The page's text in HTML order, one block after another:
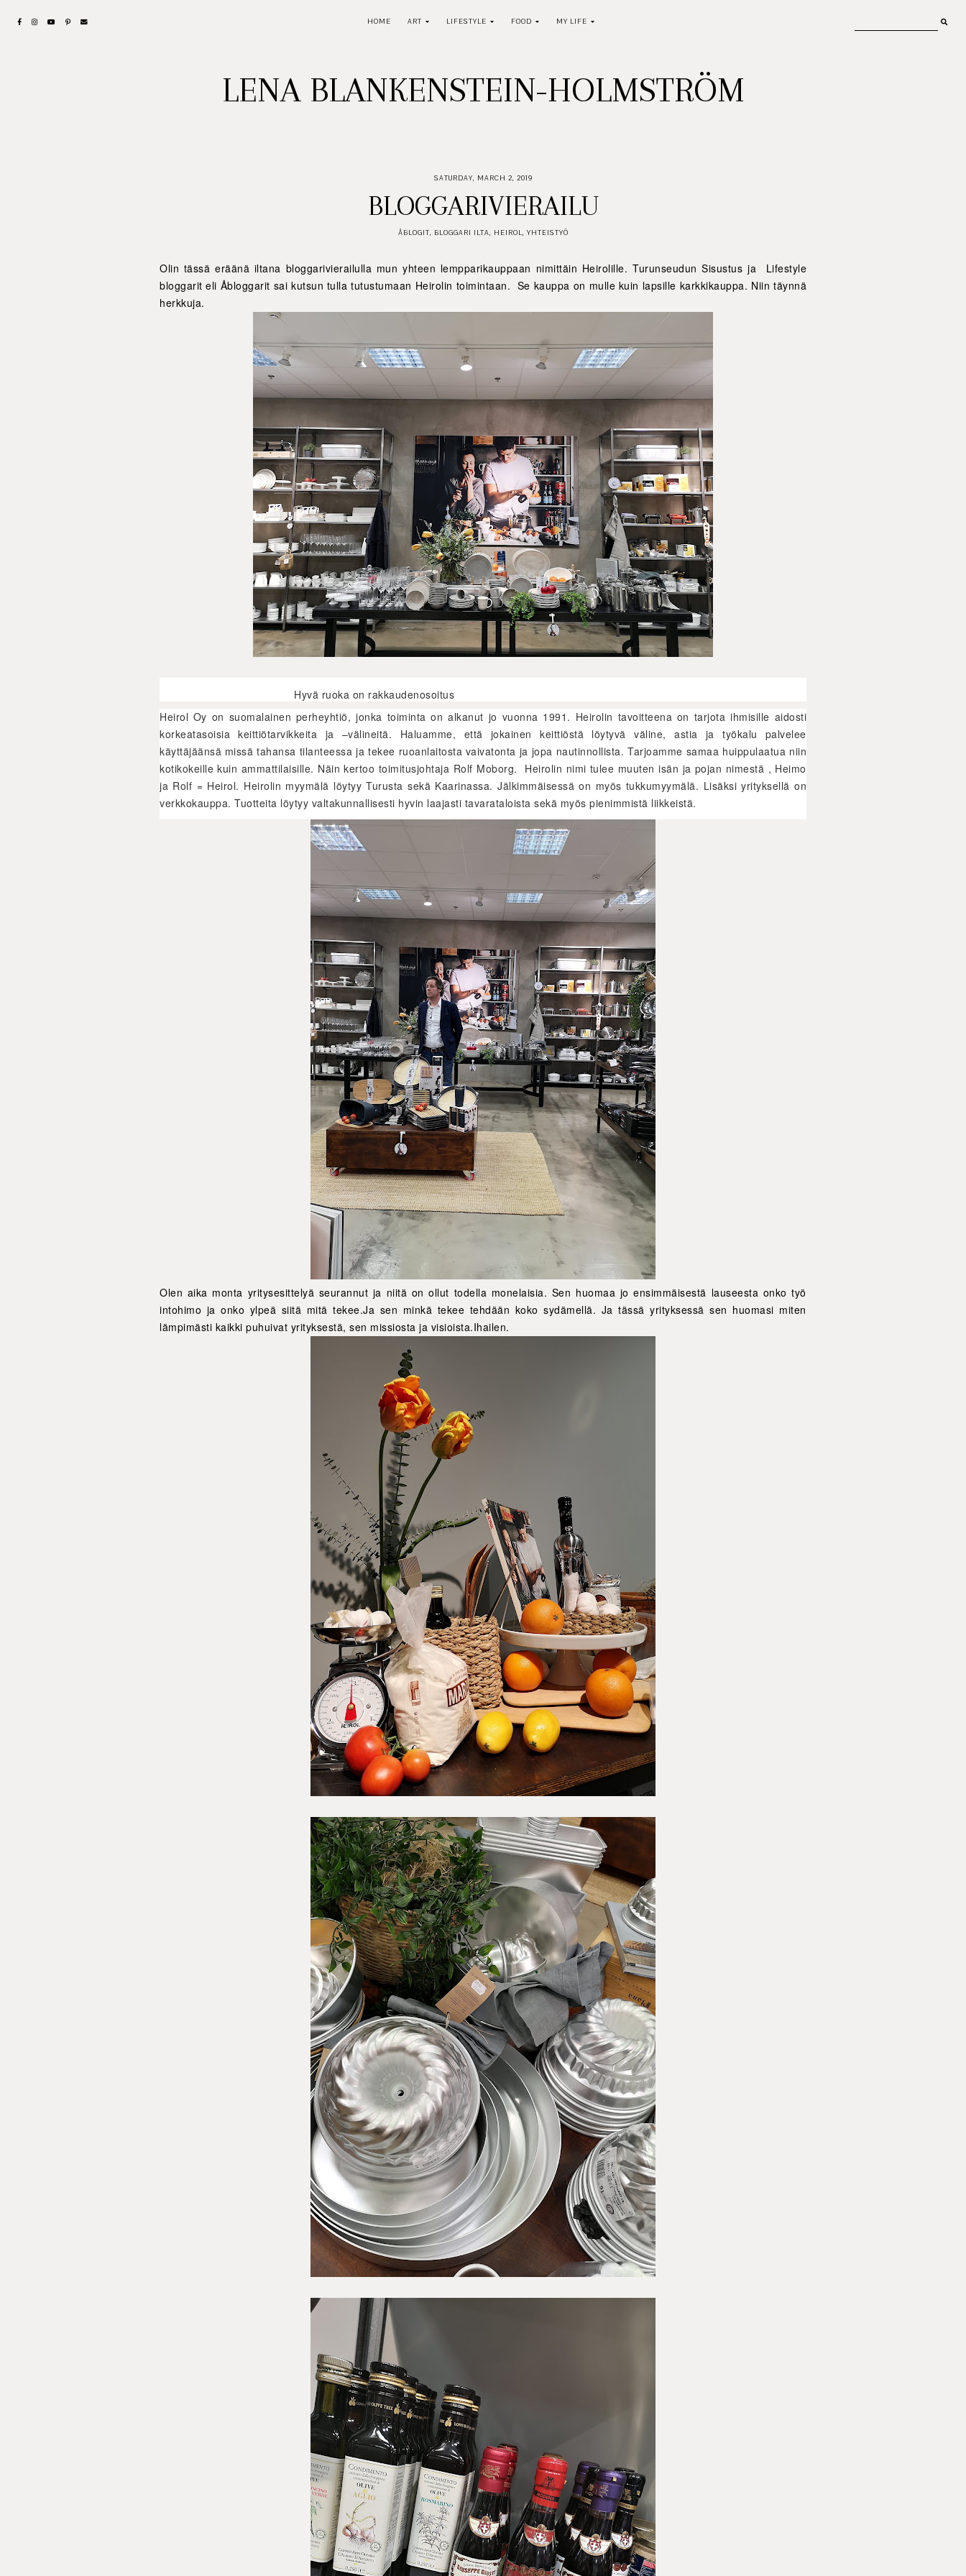
HOME ART LIFESTYLE FOOD MY LIFE
LENA BLANKENSTEIN-HOLMSTRÖM
SATURDAY, MARCH 2, 2019
BLOGGARIVIERAILU
ÅBLOGIT, BLOGGARI ILTA, HEIROL, YHTEISTYÖ
Olin tässä eräänä iltana bloggarivierailulla mun yhteen lempparikauppaan nimittäin Heirolille. Turunseudun Sisustus ja Lifestyle
bloggarit eli Åbloggarit sai kutsun tulla tutustumaan Heirolin toimintaan. Se kauppa on mulle kuin lapsille karkkikauppa. Niin täynnä
herkkuja.
Hyvä ruoka on rakkaudenosoitus
Heirol Oy on suomalainen perheyhtiö, jonka toiminta on alkanut jo vuonna 1991. Heirolin tavoitteena on tarjota ihmisille aidosti
korkeatasoisia keittiötarvikkeita ja –välineitä. Haluamme, että jokainen keittiöstä löytyvä väline, astia ja työkalu palvelee
käyttäjäänsä missä tahansa tilanteessa ja tekee ruoanlaitosta vaivatonta ja jopa nautinnollista. Tarjoamme samaa huippulaatua niin
kotikokeille kuin ammattilaisille. Näin kertoo toimitusjohtaja Rolf Moborg. Heirolin nimi tulee muuten isän ja pojan nimestä , Heimo
ja Rolf = Heirol. Heirolin myymälä löytyy Turusta sekä Kaarinassa. Jälkimmäisessä on myös tukkumyymälä. Lisäksi yrityksellä on
verkkokauppa. Tuotteita löytyy valtakunnallisesti hyvin laajasti tavarataloista sekä myös pienimmistä liikkeistä.
Olen aika monta yritysesittelyä seurannut ja niitä on ollut todella monelaisia. Sen huomaa jo ensimmäisestä lauseesta onko työ
intohimo ja onko ylpeä siitä mitä tekee.Ja sen minkä tekee tehdään koko sydämellä. Ja tässä yrityksessä sen huomasi miten
lämpimästi kaikki puhuivat yrityksestä, sen missiosta ja visioista.Ihailen.